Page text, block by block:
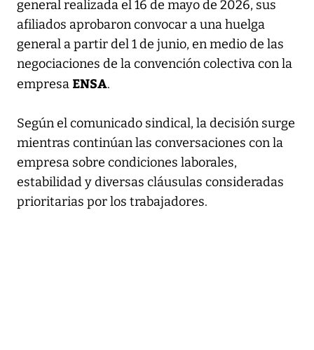
general realizada el 16 de mayo de 2026, sus
afiliados aprobaron convocar a una huelga
general a partir del 1 de junio, en medio de las
negociaciones de la convención colectiva con la
empresa ENSA.
Según el comunicado sindical, la decisión surge
mientras continúan las conversaciones con la
empresa sobre condiciones laborales,
estabilidad y diversas cláusulas consideradas
prioritarias por los trabajadores.